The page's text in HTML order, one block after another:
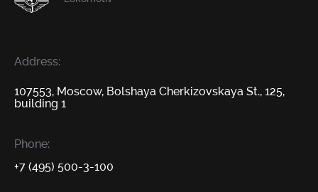
Address:
107553, Moscow, Bolshaya Cherkizovskaya St., 125,
building 1
Phone:
+7 (495) 500-3-100